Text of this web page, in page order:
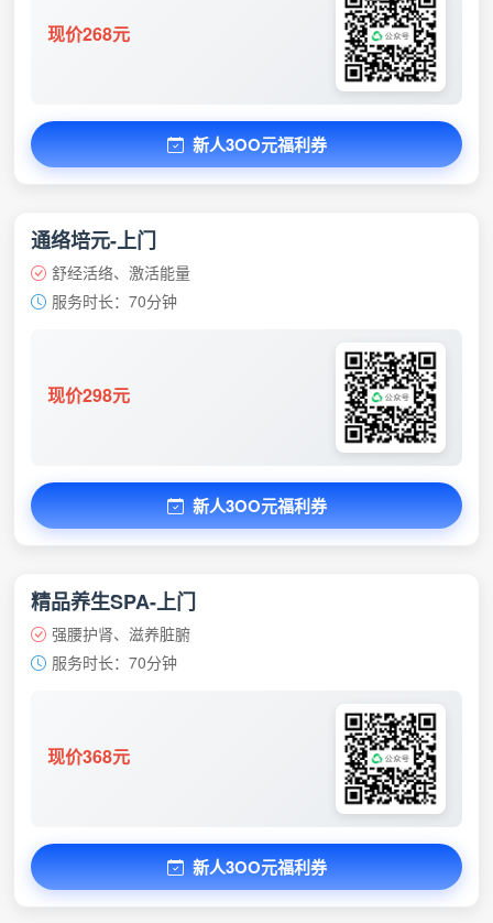
现价268元
新人3OO元福利券
通络培元-上门
舒经活络、激活能量
服务时长：70分钟
现价298元
新人3OO元福利券
精品养生SPA-上门
强腰护肾、滋养脏腑
服务时长：70分钟
现价368元
新人3OO元福利券